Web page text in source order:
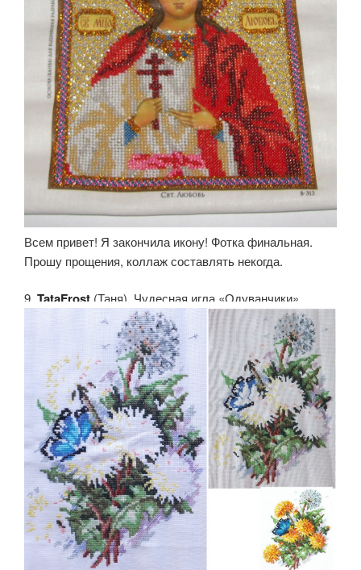
Всем привет! Я закончила икону! Фотка финальная.
Прошу прощения, коллаж составлять некогда.
9. TataFrost (Таня). Чудесная игла «Одуванчики»